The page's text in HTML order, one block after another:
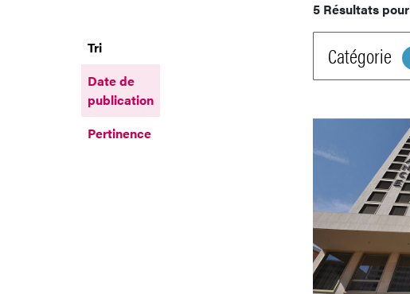
5 Résultats pour
Tri
Date de
publication
Pertinence
Catégorie